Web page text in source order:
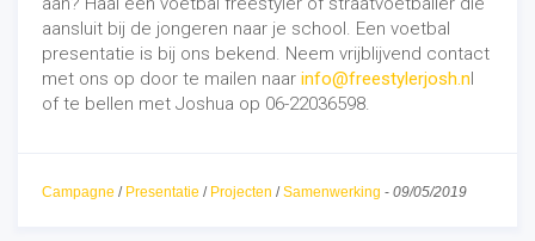
aansluit bij de jongeren naar je school. Een voetbal
presentatie is bij ons bekend. Neem vrijblijvend contact
met ons op door te mailen naar info@freestylerjosh.nl
of te bellen met Joshua op 06-22036598.
Campagne / Presentatie / Projecten /Samenwerking - 09/05/2019